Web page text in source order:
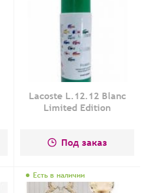
Lacoste L.12.12 Blanc
Limited Edition
Под заказ
Есть в наличии